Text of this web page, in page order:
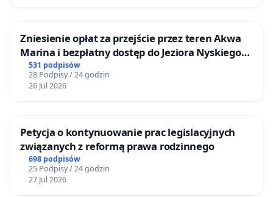
Zniesienie opłat za przejście przez teren Akwa
Marina i bezpłatny dostęp do Jeziora Nyskiego
dla mieszkańców Gminy Nysa
531 podpisów
28 Podpisy / 24 godzin
26 Jul 2026
Petycja o kontynuowanie prac legislacyjnych
związanych z reformą prawa rodzinnego
698 podpisów
25 Podpisy / 24 godzin
27 Jul 2026